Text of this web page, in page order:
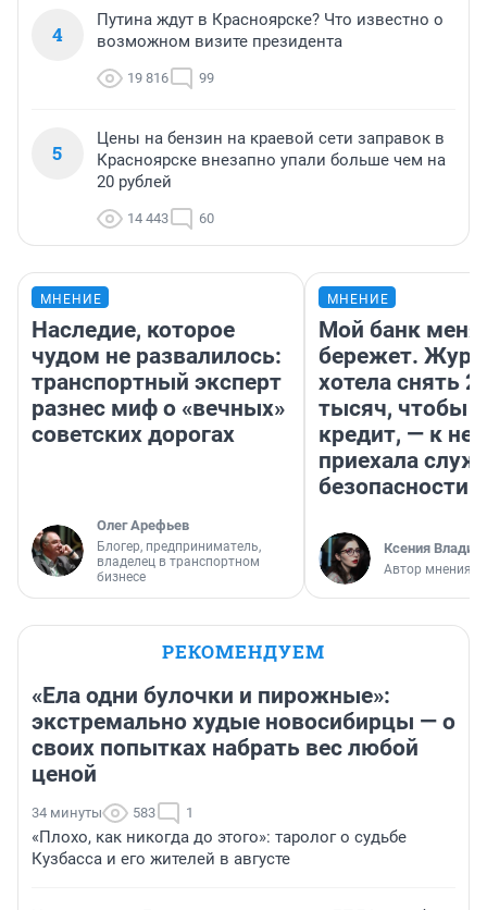
4
Путина ждут в Красноярске? Что известно о
возможном визите президента
19 816 99
5
Цены на бензин на краевой сети заправок в
Красноярске внезапно упали больше чем на
20 рублей
14 443 60
МНЕНИЕ
Наследие, которое
чудом не развалилось:
транспортный эксперт
разнес миф о «вечных»
советских дорогах
Олег Арефьев
Блогер, предприниматель,
владелец в транспортном
бизнесе
МНЕНИЕ
Мой банк меня
бережет.
хотела снять
тысяч, чтобы
кредит, — к
приехала
безопасности
Ксения
Автор мнения
РЕКОМЕНДУЕМ
«Ела одни булочки и пирожные»:
экстремально худые новосибирцы — о
своих попытках набрать вес любой
ценой
34 минуты 583 1
«Плохо, как никогда до этого»: таролог о судьбе
Кузбасса и его жителей в августе